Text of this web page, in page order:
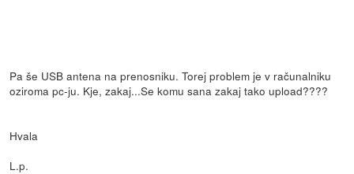
Pa še USB antena na prenosniku. Torej problem je v računalniku
oziroma pc-ju. Kje, zakaj...Se komu sana zakaj tako upload????
Hvala
L.p.